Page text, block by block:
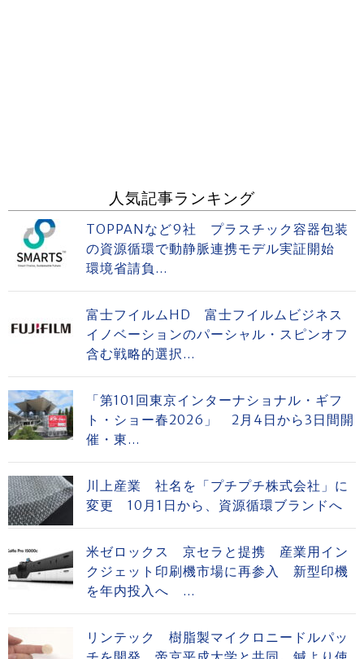
人気記事ランキング
TOPPANなど9社 プラスチック容器包装
の資源循環で動静脈連携モデル実証開始
環境省請負...
富士フイルムHD 富士フイルムビジネス
イノベーションのパーシャル・スピンオフ
含む戦略的選択...
「第101回東京インターナショナル・ギフ
ト・ショー春2026」 2月4日から3日間開
催・東...
川上産業 社名を「プチプチ株式会社」に
変更 10月1日から、資源循環ブランドへ
米ゼロックス 京セラと提携 産業用イン
クジェット印刷機市場に再参入 新型印機
を年内投入へ ...
リンテック 樹脂製マイクロニードルパッ